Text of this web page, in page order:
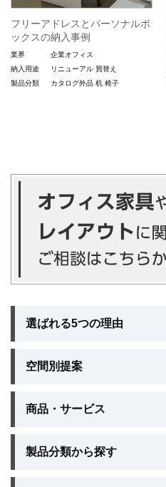
フリーアドレスとパーソナルボ
ックスの納入事例
業界
企業オフィス
納入用途
リニューアル 買替え
製品分類
カタログ外品 机 椅子
選ばれる5つの理由
空間別提案
商品・サービス
製品分類から探す